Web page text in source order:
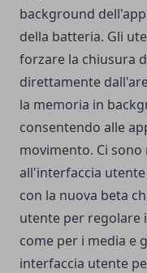
background
della batteria. Gli
forzare la chiusura
direttamente
la memoria in
consentendo alle
movimento. Ci
all'interfaccia
con la nuova beta
utente per regolare
come per i media e
interfaccia utente